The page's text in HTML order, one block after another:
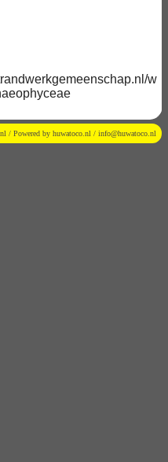
w
/ Powered by huwatoco.nl / info@huwatoco.nl